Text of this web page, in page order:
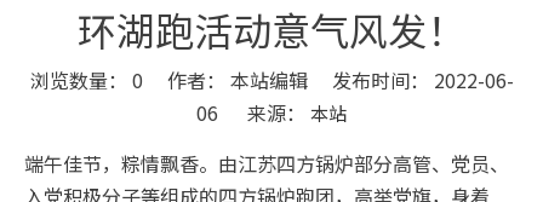
环湖跑活动意气风发！
浏览数量： 0 作者： 本站编辑 发布时间： 2022-06-
06 来源： 本站
["wechat","weibo","qzone","douban","email"]
端午佳节，粽情飘香。由江苏四方锅炉部分高管、党员、
入党积极分子等组成的四方锅炉跑团，高举党旗，身着